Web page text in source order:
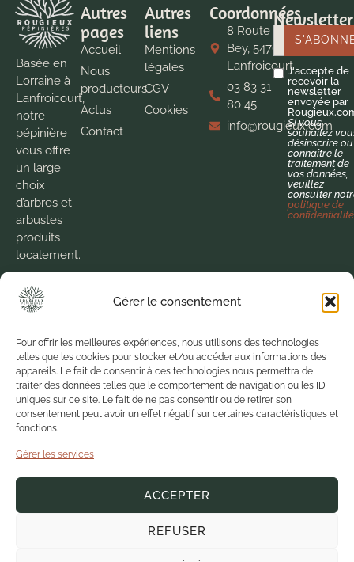
Gérer le consentement
Pour offrir les meilleures expériences, nous utilisons des technologies
telles que les cookies pour stocker et/ou accéder aux informations des
appareils. Le fait de consentir à ces technologies nous permettra de
traiter des données telles que le comportement de navigation ou les ID
uniques sur ce site. Le fait de ne pas consentir ou de retirer son
consentement peut avoir un effet négatif sur certaines caractéristiques et
fonctions.
Gérer les services
ACCEPTER
REFUSER
Basée en
Lorraine à
Lanfroicourt,
notre
pépinière
vous offre
un large
choix
d’arbres et
arbustes
produits
localement.
Nous
cultivons la
pour le
végétal
depuis 1973
pour vous
proposer
des
produits de
dans un
sain.
Autres
pages
Accueil
Nous
producteurs
Actus
Contact
Autres
liens
Mentions
légales
CGV
Cookies
Coordonnées
8 Route de
Bey, 54760
Lanfroicourt
03 83 31
80 45
info@rougieux.com
Newsletter
J'accepte de
recevoir la
newsletter
envoyée par
Si vous
souhaitez
désinscrire ou
connaître le
traitement de
vos données,
veuillez
consulter
politique de
confidentialité